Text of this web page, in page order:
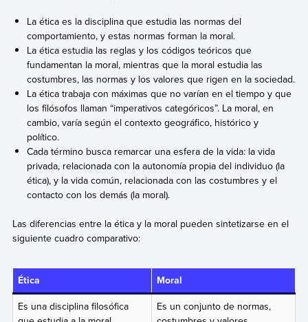
La ética es la disciplina que estudia las normas del
comportamiento, y estas normas forman la moral.
La ética estudia las reglas y los códigos teóricos que
fundamentan la moral, mientras que la moral estudia las
costumbres, las normas y los valores que rigen en la sociedad.
La ética trabaja con máximas que no varían en el tiempo y que
los filósofos llaman “imperativos categóricos”. La moral, en
cambio, varía según el contexto geográfico, histórico y
político.
Cada término busca remarcar una esfera de la vida: la vida
privada, relacionada con la autonomía propia del individuo (la
ética), y la vida común, relacionada con las costumbres y el
contacto con los demás (la moral).
Las diferencias entre la ética y la moral pueden sintetizarse en el
siguiente cuadro comparativo:
Ética
Moral
Es una disciplina filosófica
Es un conjunto de normas,